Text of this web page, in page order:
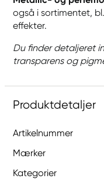
også i sortimentet,
effekter.
Du finder detaljeret
transparens og
Produktdetaljer
Artikelnummer
Mærker
Kategorier